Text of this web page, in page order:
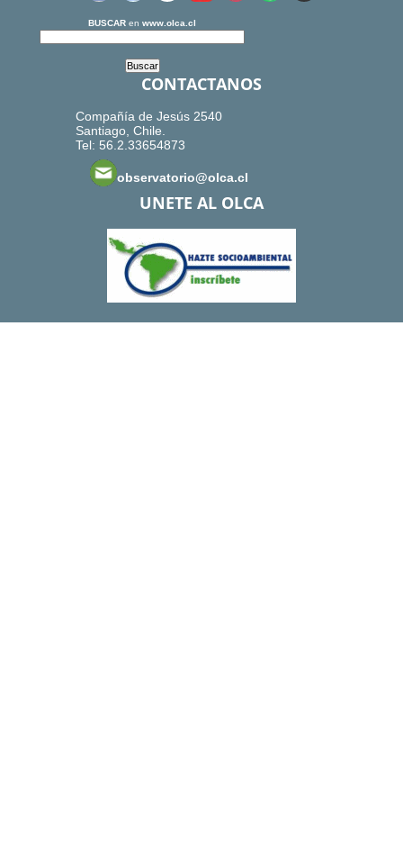
BUSCAR en www.olca.cl
CONTACTANOS
Compañía de Jesús 2540
Santiago, Chile.
Tel: 56.2.33654873
observatorio@olca.cl
UNETE AL OLCA